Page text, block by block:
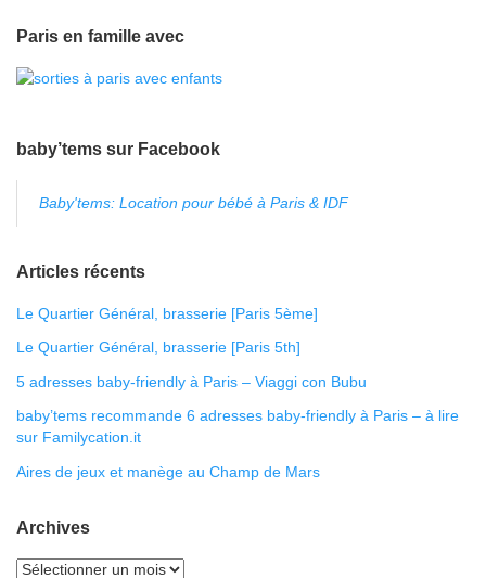
Paris en famille avec
baby’tems sur Facebook
Baby'tems: Location pour bébé à Paris & IDF
Articles récents
Le Quartier Général, brasserie [Paris 5ème]
Le Quartier Général, brasserie [Paris 5th]
5 adresses baby-friendly à Paris – Viaggi con Bubu
baby’tems recommande 6 adresses baby-friendly à Paris – à lire
sur Familycation.it
Aires de jeux et manège au Champ de Mars
Archives